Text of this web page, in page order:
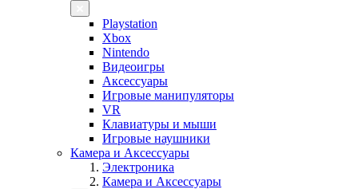
Playstation
Xbox
Nintendo
Видеоигры
Аксессуары
Игровые манипуляторы
VR
Клавиатуры и мыши
Игровые наушники
Камера и Аксессуары
Электроника
Камера и Аксессуары